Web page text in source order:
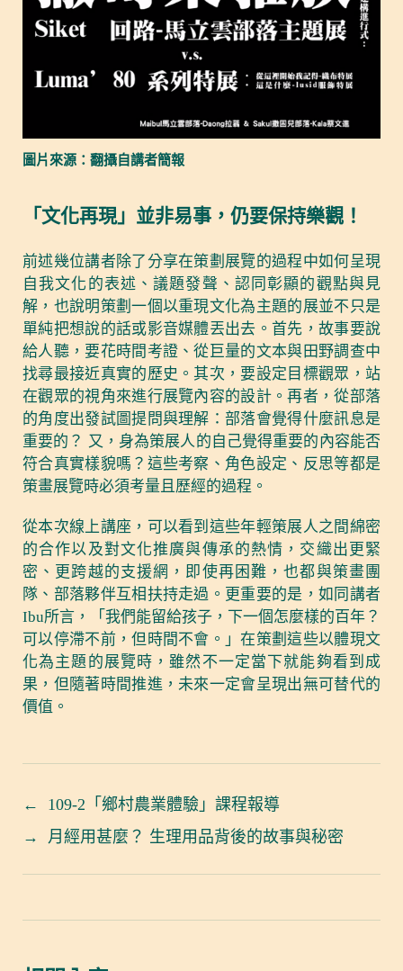
圖片來源：翻攝自講者簡報
「文化再現」並非易事，仍要保持樂觀！
前述幾位講者除了分享在策劃展覽的過程中如何呈現
自我文化的表述、議題發聲、認同彰顯的觀點與見
解，也說明策劃一個以重現文化為主題的展並不只是
單純把想說的話或影音媒體丟出去。首先，故事要說
給人聽，要花時間考證、從巨量的文本與田野調查中
找尋最接近真實的歷史。其次，要設定目標觀眾，站
在觀眾的視角來進行展覽內容的設計。再者，從部落
的角度出發試圖提問與理解：部落會覺得什麼訊息是
重要的？ 又，身為策展人的自己覺得重要的內容能否
符合真實樣貌嗎？這些考察、角色設定、反思等都是
策畫展覽時必須考量且歷經的過程。
從本次線上講座，可以看到這些年輕策展人之間綿密
的合作以及對文化推廣與傳承的熱情，交織出更緊
密、更跨越的支援網，即使再困難，也都與策畫團
隊、部落夥伴互相扶持走過。更重要的是，如同講者
Ibu所言，「我們能留給孩子，下一個怎麼樣的百年？
可以停滯不前，但時間不會。」在策劃這些以體現文
化為主題的展覽時，雖然不一定當下就能夠看到成
果，但隨著時間推進，未來一定會呈現出無可替代的
價值。
←
109-2「鄉村農業體驗」課程報導
→
月經用甚麼？ 生理用品背後的故事與秘密